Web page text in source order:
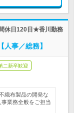
休日120日★香川勤務
事／総務】
二新卒歓迎
織布製品の開発な
業務全般をご担当